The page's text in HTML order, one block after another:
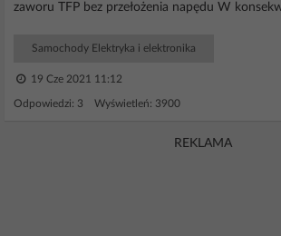
zaworu TFP bez przełożenia napędu W
Samochody Elektryka i elektronika
19 Cze 2021 11:12
Odpowiedzi: 3 Wyświetleń: 3900
REKLAMA